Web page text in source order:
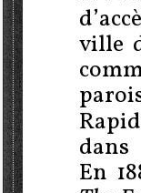
ville
En